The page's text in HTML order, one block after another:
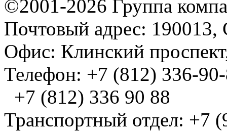
©2001-2026 Группа
Почтовый адрес: 190013,
Офис: Клинский
Телефон: +7 (812) 336-
+7 (812) 336 90 88
Транспортный отдел: +7